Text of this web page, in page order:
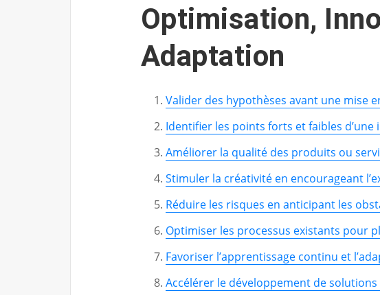
Optimisation,
Adaptation
Valider des hypothèses avant une mise
Identifier les points forts et faibles d’une
Améliorer la qualité des produits ou
Stimuler la créativité en encourageant
Réduire les risques en anticipant les
Optimiser les processus existants pour
Favoriser l’apprentissage continu et
Accélérer le développement de